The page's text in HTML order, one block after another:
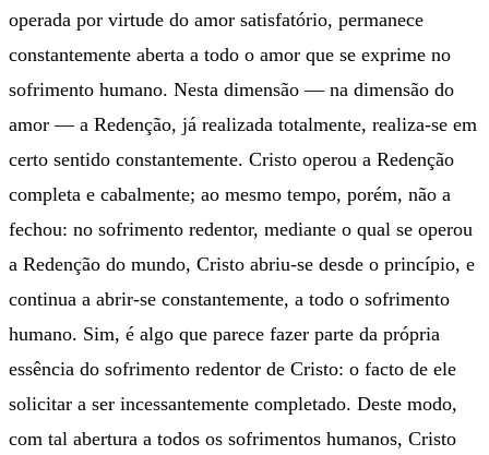
operada por virtude do amor satisfatório, permanece
constantemente aberta a todo o amor que se exprime no
sofrimento humano. Nesta dimensão — na dimensão do
amor — a Redenção, já realizada totalmente, realiza-se em
certo sentido constantemente. Cristo operou a Redenção
completa e cabalmente; ao mesmo tempo, porém, não a
fechou: no sofrimento redentor, mediante o qual se operou
a Redenção do mundo, Cristo abriu-se desde o princípio, e
continua a abrir-se constantemente, a todo o sofrimento
humano. Sim, é algo que parece fazer parte da própria
essência do sofrimento redentor de Cristo: o facto de ele
solicitar a ser incessantemente completado. Deste modo,
com tal abertura a todos os sofrimentos humanos, Cristo